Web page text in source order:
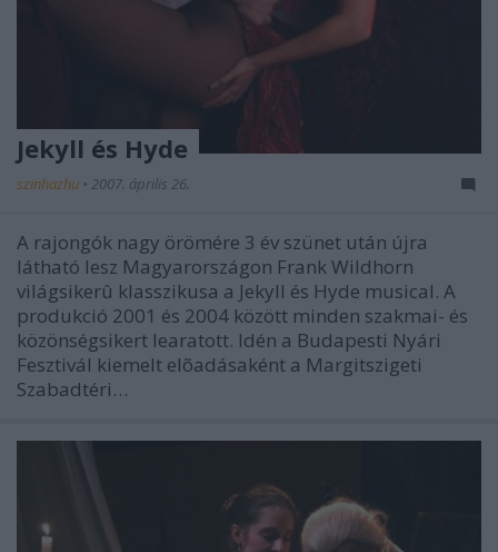
Jekyll és Hyde
szinhazhu • 2007. április 26.
A rajongók nagy örömére 3 év szünet után újra
látható lesz Magyarországon Frank Wildhorn
világsikerû klasszikusa a Jekyll és Hyde musical. A
produkció 2001 és 2004 között minden szakmai- és
közönségsikert learatott. Idén a Budapesti Nyári
Fesztivál kiemelt elõadásaként a Margitszigeti
Szabadtéri…